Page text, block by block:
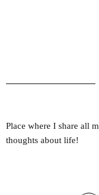
Place where I share all
thoughts about life!